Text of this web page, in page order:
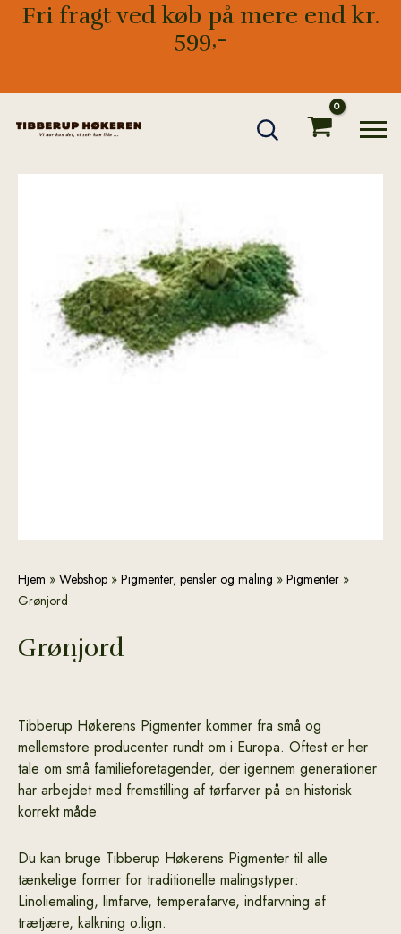
Fri fragt ved køb på mere end kr.
599,-
Hjem » Webshop » Pigmenter, pensler og maling » Pigmenter »
Grønjord
Grønjord
Tibberup Høkerens Pigmenter kommer fra små og
mellemstore producenter rundt om i Europa. Oftest er her
tale om små familieforetagender, der igennem generationer
har arbejdet med fremstilling af tørfarver på en historisk
korrekt måde.
Du kan bruge Tibberup Høkerens Pigmenter til alle
tænkelige former for traditionelle malingstyper:
Linoliemaling, limfarve, temperafarve, indfarvning af
trætjære, kalkning o.lign.
Grønjord
antal